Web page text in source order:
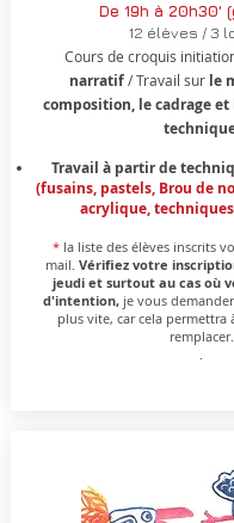
De 19h à 20h30'
12 élèves / 3
Cours de croquis
narratif/ Travail sur le
composition, le cadrage
Travail à partir de
(fusains, pastels, Brou de
acrylique,
*la liste des élèves inscrits
mail. Vérifiez votre
jeudi et surtout au cas où
d'intention,je vous
plus vite, car cela permettra
remplacer.
.